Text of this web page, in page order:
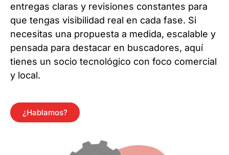
entregas claras y revisiones constantes para
que tengas visibilidad real en cada fase. Si
necesitas una propuesta a medida, escalable y
pensada para destacar en buscadores, aquí
tienes un socio tecnológico con foco comercial
y local.
¿Hablamos?